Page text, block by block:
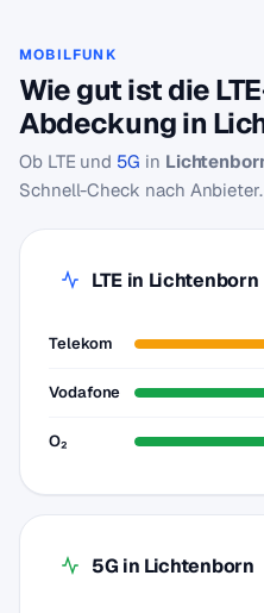
MOBILFUNK
Wie gut ist die
Abdeckung in
Ob LTE und 5G in
Schnell-Check nach Anbieter.
LTE in Lichtenborn
Telekom
Vodafone
O₂
5G in Lichtenborn